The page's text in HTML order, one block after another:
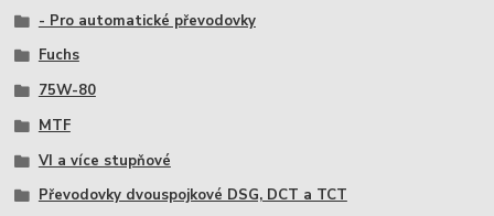
- Pro automatické převodovky
Fuchs
75W-80
MTF
VI a více stupňové
Převodovky dvouspojkové DSG, DCT a TCT